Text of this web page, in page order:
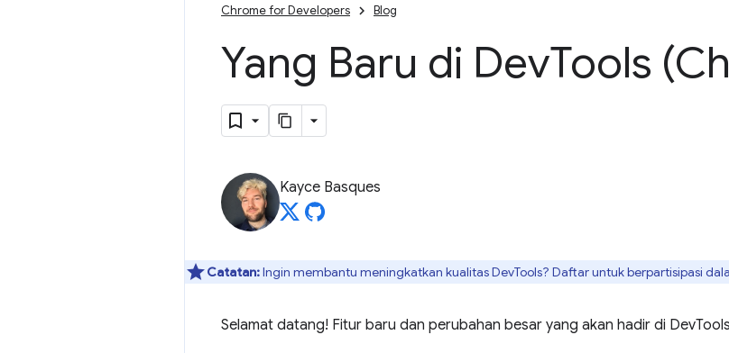
Chrome for Developers Blog
Yang Baru di DevTools
Kayce Basques
Catatan:Ingin membantu meningkatkan kualitas DevTools? Daftar untuk berpartisipasi
Selamat datang! Fitur baru dan perubahan besar yang akan hadir di